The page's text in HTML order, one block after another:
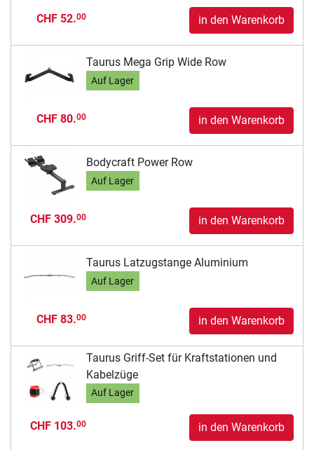
CHF 52.00 in den Warenkorb
Taurus Mega Grip Wide Row
Auf Lager
CHF 80.00 in den Warenkorb
Bodycraft Power Row
Auf Lager
CHF 309.00 in den Warenkorb
Taurus Latzugstange Aluminium
Auf Lager
CHF 83.00 in den Warenkorb
Taurus Griff-Set für Kraftstationen und
Kabelzüge
Auf Lager
CHF 103.00 in den Warenkorb